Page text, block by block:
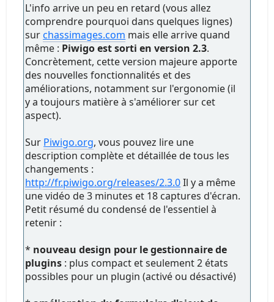
L'info arrive un peu en retard (vous allez
comprendre pourquoi dans quelques lignes)
surchassimages.com mais elle arrive quand
même : Piwigo est sorti en version 2.3.
Concrètement, cette version majeure apporte
des nouvelles fonctionnalités et des
améliorations, notamment sur l'ergonomie (il
y a toujours matière à s'améliorer sur cet
aspect).
Sur Piwigo.org, vous pouvez lire une
description complète et détaillée de tous les
changements :
http://fr.piwigo.org/releases/2.3.0Il y a même
une vidéo de 3 minutes et 18 captures d'écran.
Petit résumé du condensé de l'essentiel à
retenir :
* nouveau design pour le gestionnaire de
plugins : plus compact et seulement 2 états
possibles pour un plugin (activé ou désactivé)